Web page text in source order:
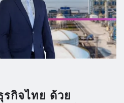
กิจไทย ด้วย